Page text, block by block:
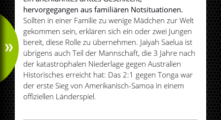
hervorgegangen aus familiären Notsituationen.
Sollten in einer Familie zu wenige Mädchen zur Welt
gekommen sein, erklären sich ein oder zwei Jungen
bereit, diese Rolle zu übernehmen. Jaiyah Saelua ist
übrigens auch Teil der Mannschaft, die 3 Jahre nach
der katastrophalen Niederlage gegen Australien
Historisches erreicht hat: Das 2:1 gegen Tonga war
der erste Sieg von Amerikanisch-Samoa in einem
offiziellen Länderspiel.